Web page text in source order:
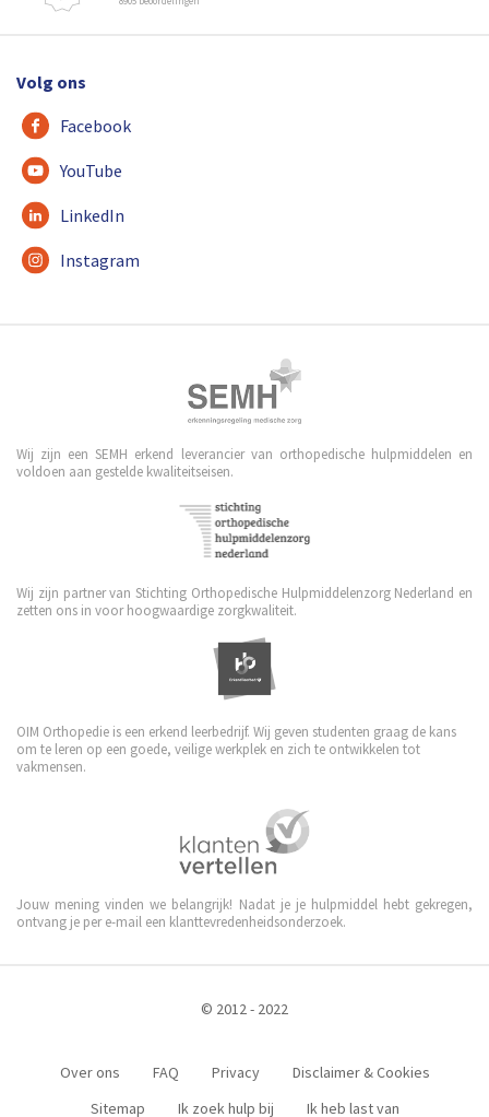
Volg ons
Facebook
YouTube
LinkedIn
Instagram
Wij zijn een SEMH erkend leverancier van orthopedische hulpmiddelen en
voldoen aan gestelde kwaliteitseisen.
Wij zijn partner van Stichting Orthopedische Hulpmiddelenzorg Nederland en
zetten ons in voor hoogwaardige zorgkwaliteit.
OIM Orthopedie is een erkend leerbedrijf. Wij geven studenten graag de kans
om te leren op een goede, veilige werkplek en zich te ontwikkelen tot
vakmensen.
Jouw mening vinden we belangrijk! Nadat je je hulpmiddel hebt gekregen,
ontvang je per e-mail een klanttevredenheidsonderzoek.
© 2012 - 2022
Over ons FAQ Privacy
Disclaimer & Cookies
Sitemap
Ik zoek hulp bij Ik heb last van